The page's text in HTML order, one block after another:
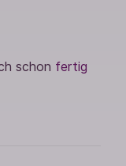
schon fertig